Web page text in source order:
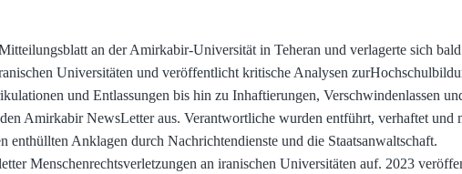
an der Amirkabir-Universität in Teheran und verlagerte sich
Universitäten und veröffentlicht kritische Analysen
und Entlassungen bis hin zu Inhaftierungen, Verschwindenlassen
Amirkabir NewsLetter aus. Verantwortliche wurden entführt, verhaftet und
enthüllten Anklagen durch Nachrichtendienste und die Staatsanwaltschaft.
Menschenrechtsverletzungen an iranischen Universitäten auf. 2023